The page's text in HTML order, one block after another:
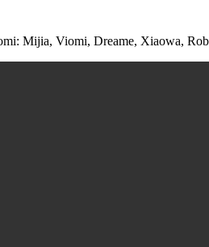
Mijia, Viomi, Dreame, Xiaowa,